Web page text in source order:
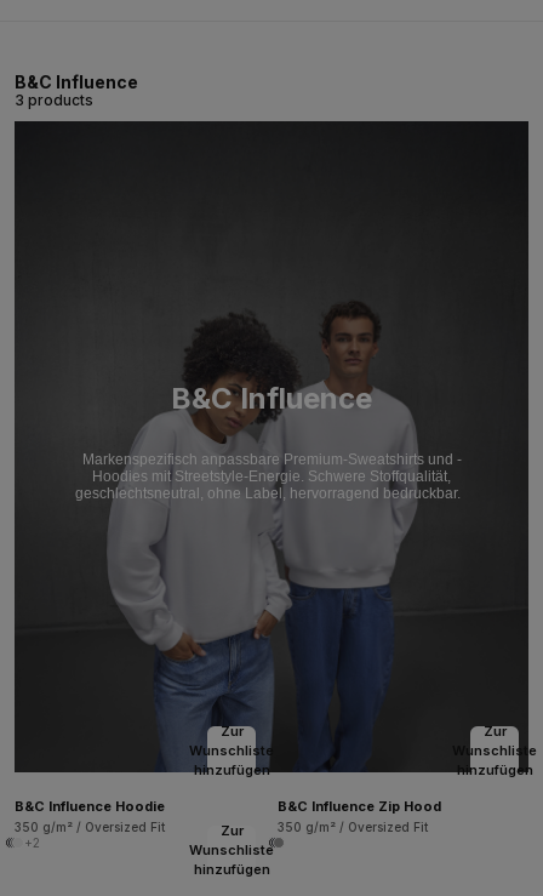
B&C Influence
3 products
B&C Influence
Markenspezifisch anpassbare Premium-Sweatshirts und -
Hoodies mit Streetstyle-Energie. Schwere Stoffqualität,
geschlechtsneutral, ohne Label, hervorragend bedruckbar.
Zur
Wunschliste
hinzufügen
B&C Influence Hoodie
350 g/m² / Oversized Fit
+2
Zur
Wunschliste
hinzufügen
B&C Influence Zip Hood
350 g/m² / Oversized Fit
Zur
Wunschliste
hinzufügen